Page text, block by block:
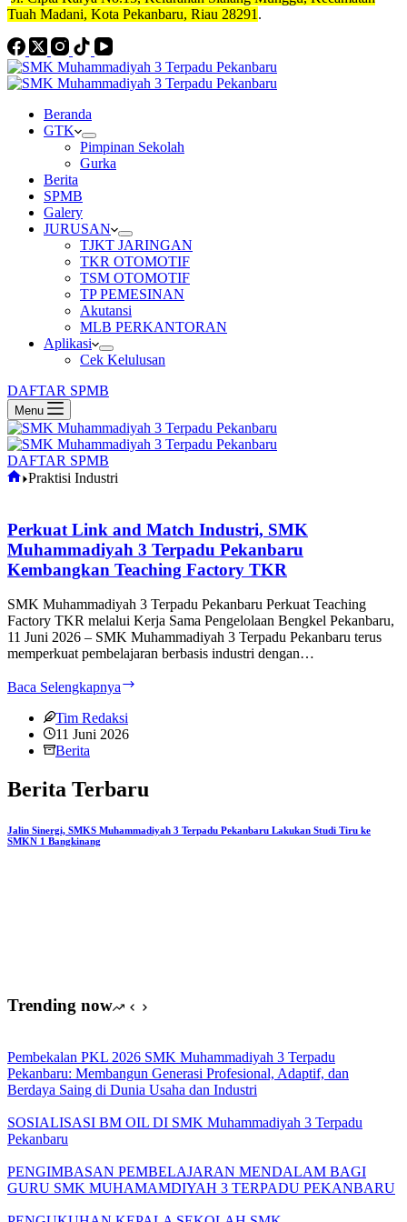
Tuah Madani, Kota Pekanbaru, Riau 28291 .
Beranda
GTK
Pimpinan Sekolah
Gurka
Berita
SPMB
Galery
JURUSAN
TJKT JARINGAN
TKR OTOMOTIF
TSM OTOMOTIF
TP PEMESINAN
Akutansi
MLB PERKANTORAN
Aplikasi
Cek Kelulusan
DAFTAR SPMB
Menu
DAFTAR SPMB
Home
Praktisi Industri
Perkuat Link and Match Industri, SMK
Muhammadiyah 3 Terpadu Pekanbaru
Kembangkan Teaching Factory TKR
SMK Muhammadiyah 3 Terpadu Pekanbaru Perkuat Teaching
Factory TKR melalui Kerja Sama Pengelolaan Bengkel Pekanbaru,
11 Juni 2026 – SMK Muhammadiyah 3 Terpadu Pekanbaru terus
memperkuat pembelajaran berbasis industri dengan…
Baca Selengkapnya
3
Pekanbaru
Tim Redaksi
11 Juni 2026
Berita
Berita Terbaru
Jalin Sinergi, SMKS Muhammadiyah 3 Terpadu Pekanbaru Lakukan Studi Tiru ke
SMKN 1 Bangkinang
Trending now
Pembekalan PKL 2026 SMK Muhammadiyah 3 Terpadu
Pekanbaru: Membangun Generasi Profesional, Adaptif, dan
Berdaya Saing di Dunia Usaha dan Industri
SOSIALISASI BM OIL DI SMK Muhammadiyah 3 Terpadu
Pekanbaru
PENGIMBASAN PEMBELAJARAN MENDALAM BAGI
GURU SMK MUHAMAMDIYAH 3 TERPADU PEKANBARU